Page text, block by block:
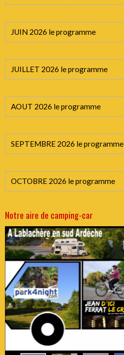
JUIN 2026 le programme
JUILLET 2026 le programme
AOUT 2026 le programme
SEPTEMBRE 2026 le programme
OCTOBRE 2026 le programme
Notre aire de camping-car